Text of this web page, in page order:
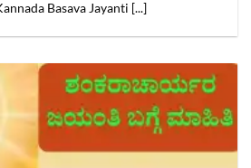
Basava Jayanti [...]